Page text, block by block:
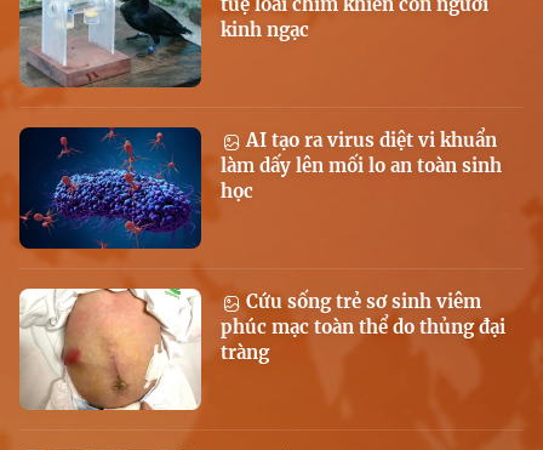
tuệ loài chim khiến con người
kinh ngạc
AI tạo ra virus diệt vi khuẩn
làm dấy lên mối lo an toàn sinh
học
Cứu sống trẻ sơ sinh viêm
phúc mạc toàn thể do thủng đại
tràng